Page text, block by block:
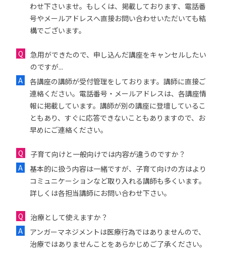
わせ下さいませ。もしくは、掲載しております、電話番
号やメールアドレスへ直接お問い合わせいただいても結
構でございます。
急用ができたので、申し込んだ講座をキャンセルしたい
のですが...
各講座の講師が受付管理をしております。講師に直接ご
連絡ください。電話番号・メールアドレスは、各講座情
報に掲載しています。講師が別の講座に登壇しているこ
ともあり、すぐに応答できないこともありますので、お
早めにご連絡ください。
子育て向けと一般向けでは内容が違うのですか？
基本的に扱う内容は一緒ですが、子育て向けの方はより
コミュニケーションなど取り入れる講師も多くいます。
詳しくは各担当講師にお問い合わせ下さい。
治療として使えますか？
アンガーマネジメントは医療行為ではありませんので、
治療ではありませんことをあらかじめご了承ください。